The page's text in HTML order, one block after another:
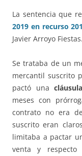
La sentencia que
2019 en recurso
Javier Arroyo Fiestas.
Se trataba de un
mercantil suscrito
pactó una
meses con
contrato no era
suscrito eran
limitaba a pactar
venta y